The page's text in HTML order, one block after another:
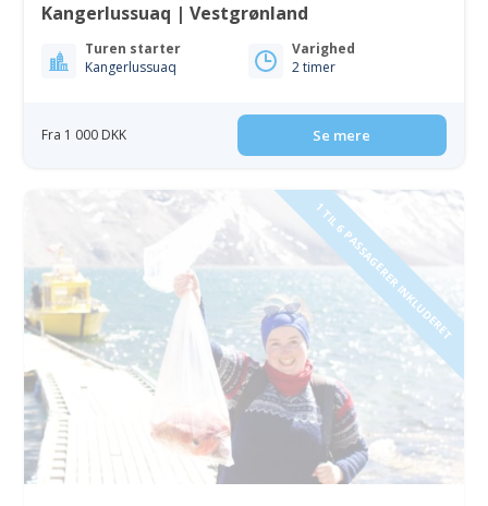
Kangerlussuaq | Vestgrønland
Turen starter
Kangerlussuaq
Varighed
2 timer
Fra 1 000 DKK Se mere
1 TIL 6 PASSAGERER INKLUDERET